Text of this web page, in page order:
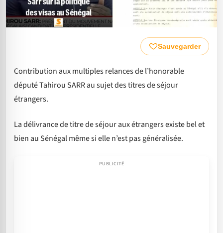
Sauvegarder
Contribution aux multiples relances de l’honorable
député Tahirou SARR au sujet des titres de séjour
étrangers.
La délivrance de titre de séjour aux étrangers existe bel et
bien au Sénégal même si elle n’est pas généralisée.